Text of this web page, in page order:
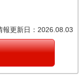
報更新日：2026.08.03